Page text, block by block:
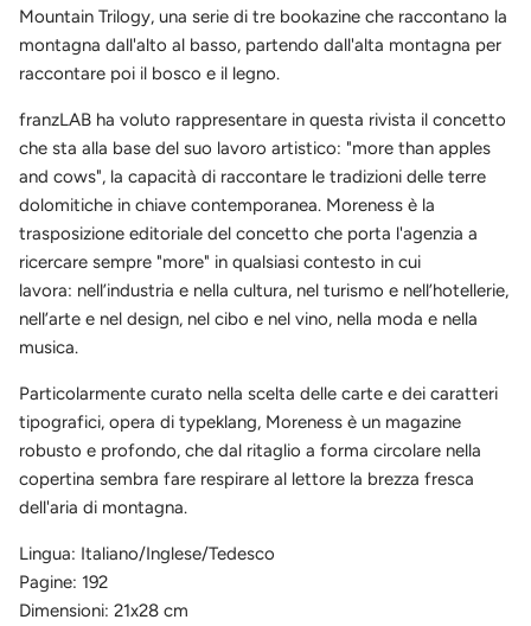
Mountain Trilogy, una serie di tre bookazine che raccontano la
montagna dall'alto al basso, partendo dall'alta montagna per
raccontare poi il bosco e il legno.
franzLAB ha voluto rappresentare in questa rivista il concetto
che sta alla base del suo lavoro artistico: "more than apples
and cows", la capacità di raccontare le tradizioni delle terre
dolomitiche in chiave contemporanea. Moreness è la
trasposizione editoriale del concetto che porta l'agenzia a
ricercare sempre "more" in qualsiasi contesto in cui
lavora: nell’industria e nella cultura, nel turismo e nell’hotellerie,
nell’arte e nel design, nel cibo e nel vino, nella moda e nella
musica.
Particolarmente curato nella scelta delle carte e dei caratteri
tipografici, opera di typeklang, Moreness è un magazine
robusto e profondo, che dal ritaglio a forma circolare nella
copertina sembra fare respirare al lettore la brezza fresca
dell'aria di montagna.
Lingua: Italiano/Inglese/Tedesco
Pagine: 192
Dimensioni: 21x28 cm